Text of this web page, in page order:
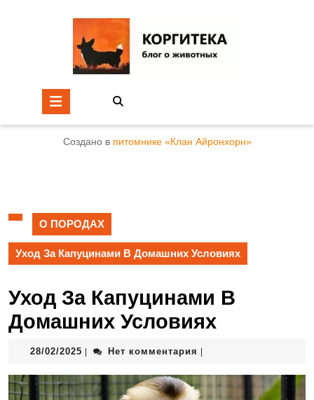
Создано в питомнике «Клан Айронхорн»
О ПОРОДАХ
Уход За Капуцинами В Домашних Условиях
Уход За Капуцинами В
Домашних Условиях
28/02/2025 Нет комментария